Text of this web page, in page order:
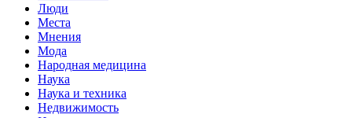
Люди
Места
Мнения
Мода
Народная медицина
Наука
Наука и техника
Недвижимость